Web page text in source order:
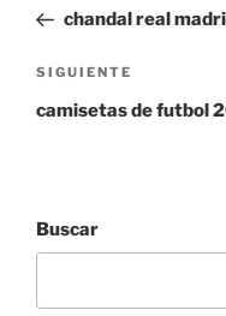
entradas
anterior:
chandal real
Siguiente
entrada
SIGUIENTE
camisetas de futbol
Buscar